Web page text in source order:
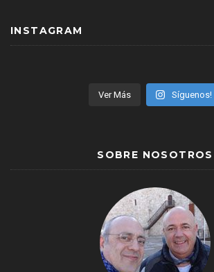
INSTAGRAM
Ver Más Síguenos!
SOBRE NOSOTROS